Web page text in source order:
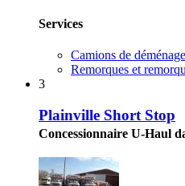
Services
Camions de
Remorques et
3
Plainville Short Stop
Concessionnaire U-Haul